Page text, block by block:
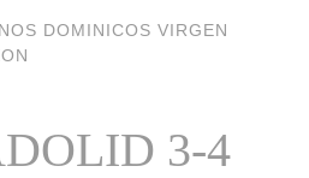
DOMINICOS VIRGEN
3-4